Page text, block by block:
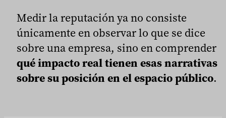
Medir la reputación ya no consiste
únicamente en observar lo que se dice
sobre una empresa, sino en comprender
qué impacto real tienen esas narrativas
sobre su posición en el espacio público.